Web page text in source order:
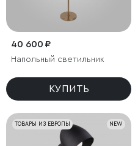
40 600 ₽
Напольный светильник
КУПИТЬ
NEW
ТОВАРЫ ИЗ ЕВРОПЫ